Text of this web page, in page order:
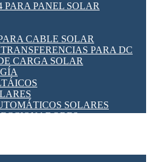
PARA PANEL SOLAR
CABLE SOLAR
PARA DC
CARGA SOLAR
SOLARES